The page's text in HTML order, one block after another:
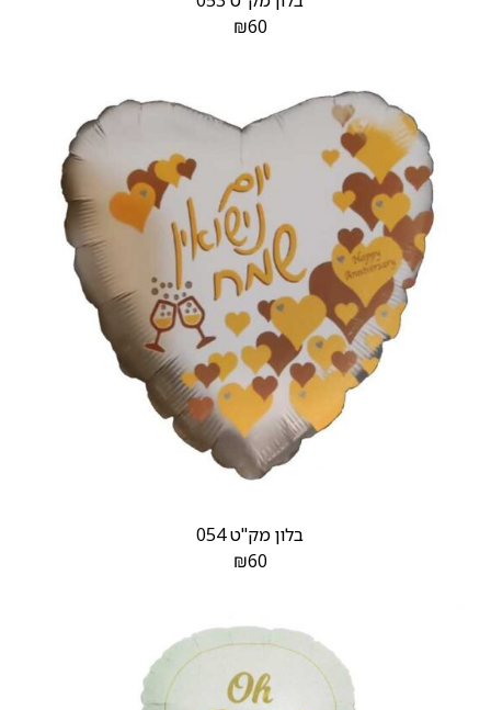
₪60
בלון מק"ט 054
₪60